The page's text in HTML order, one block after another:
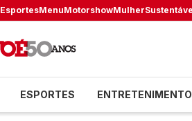
EsportesMenuMotorshowMulher
ESPORTES ENTRETENIMENTO